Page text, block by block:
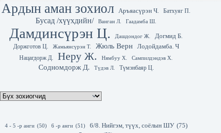
Ардын аман зохиол Аръяасүрэн Ч. Батхуяг П.
Бусад /хүүхдийн/ Ванган Л. Гаадамба Ш.
Дамдинсүрэн Ц. Дашдондог Ж.
Догмид Б.
Доржготов Ц.
Жамьянсүрэн Т. Жюль Верн Лодойдамба. Ч
Нацагдорж Д. Неру Ж. Нямбуу Х. Сампилдэндэв Х.
Содномдорж Д. Түдэв Л. Түмэнбаяр Ц.
4 - 5 -р анги (50) 6 -р анги (51) 6/8. Нийгэм, түүх, соёлын ШУ (75)